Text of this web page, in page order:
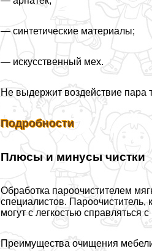
— синтетические материалы;
— искусственный мех.
Не выдержит воздействие пара
Подробности
Плюсы и минусы чистки
Обработка пароочистителем
специалистов.
могут с легкостью справляться
Преимущества очищения